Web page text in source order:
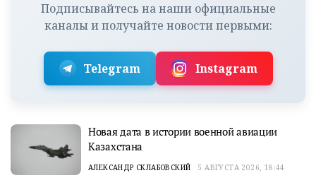
Подписывайтесь на наши официальные
каналы и получайте новости первыми:
Telegram Instagram
Новая дата в истории военной авиации
Казахстана
АЛЕКСАНДР СКЛАБОВСКИЙ 5 АВГУСТА 2026, 18:44